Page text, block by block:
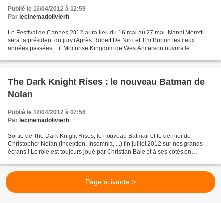
Publié le 16/04/2012 à 12:59
Par lecinemadolivierh
Le Festival de Cannes 2012 aura lieu du 16 mai au 27 mai. Nanni Moretti
sera la président du jury (Après Robert De Niro et Tim Burton les deux
années passées ...). Moonrise Kingdom de Wes Anderson ouvrira le
The Dark Knight Rises : le nouveau Batman de
Nolan
Publié le 12/04/2012 à 07:56
Par lecinemadolivierh
Sortie de The Dark Knight Rises, le nouveau Batman et le dernier de
Christopher Nolan (Inception, Insomnia, ...) fin juillet 2012 sur nos grands
écrans ! Le rôle est toujours joué par Christian Bale et à ses côtés on
Page suivante >